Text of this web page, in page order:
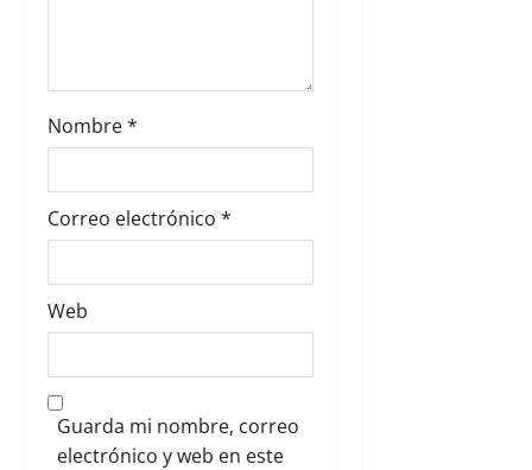
a
d
a
s
Nombre*
Correo electrónico *
Web
Guarda mi nombre, correo
electrónico y web en este